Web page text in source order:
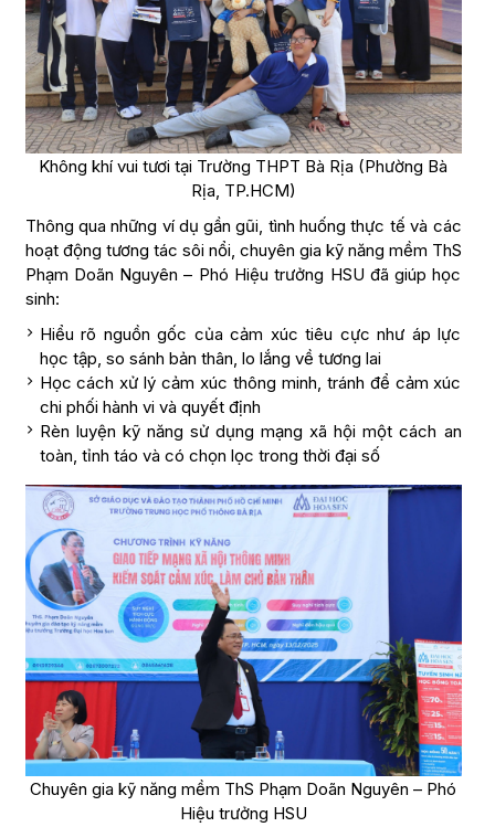
Không khí vui tươi tại Trường THPT Bà Rịa (Phường Bà
Rịa, TP.HCM)
Thông qua những ví dụ gần gũi, tình huống thực tế và các
hoạt động tương tác sôi nổi, chuyên gia kỹ năng mềm ThS
Phạm Doãn Nguyên – Phó Hiệu trưởng HSU đã giúp học
sinh:
Hiểu rõ nguồn gốc của cảm xúc tiêu cực như áp lực
học tập, so sánh bản thân, lo lắng về tương lai
Học cách xử lý cảm xúc thông minh, tránh để cảm xúc
chi phối hành vi và quyết định
Rèn luyện kỹ năng sử dụng mạng xã hội một cách an
toàn, tỉnh táo và có chọn lọc trong thời đại số
Chuyên gia kỹ năng mềm ThS Phạm Doãn Nguyên – Phó
Hiệu trưởng HSU